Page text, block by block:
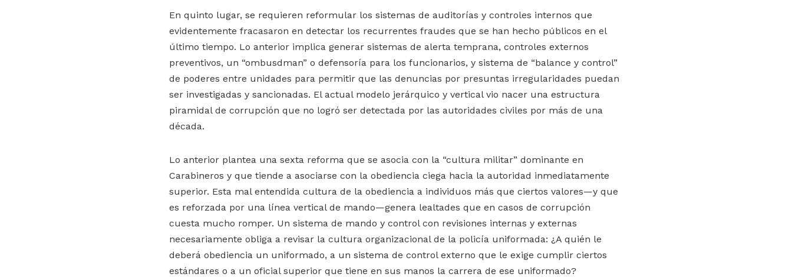
En quinto lugar, se requieren reformular los sistemas de auditorías y controles internos que
evidentemente fracasaron en detectar los recurrentes fraudes que se han hecho públicos en el
último tiempo. Lo anterior implica generar sistemas de alerta temprana, controles externos
preventivos, un “ombusdman” o defensoría para los funcionarios, y sistema de “balance y control”
de poderes entre unidades para permitir que las denuncias por presuntas irregularidades puedan
ser investigadas y sancionadas. El actual modelo jerárquico y vertical vio nacer una estructura
piramidal de corrupción que no logró ser detectada por las autoridades civiles por más de una
década.
Lo anterior plantea una sexta reforma que se asocia con la “cultura militar” dominante en
Carabineros y que tiende a asociarse con la obediencia ciega hacia la autoridad inmediatamente
superior. Esta mal entendida cultura de la obediencia a individuos más que ciertos valores—y que
es reforzada por una línea vertical de mando—genera lealtades que en casos de corrupción
cuesta mucho romper. Un sistema de mando y control con revisiones internas y externas
necesariamente obliga a revisar la cultura organizacional de la policía uniformada: ¿A quién le
deberá obediencia un uniformado, a un sistema de control externo que le exige cumplir ciertos
estándares o a un oficial superior que tiene en sus manos la carrera de ese uniformado?